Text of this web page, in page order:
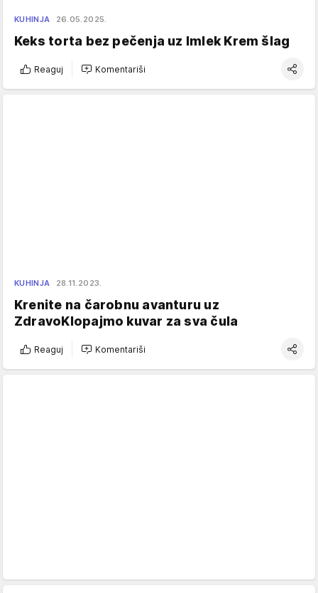
KUHINJA 26.05.2025.
Keks torta bez pečenja uz Imlek Krem šlag
Reaguj Komentariši
KUHINJA 28.11.2023.
Krenite na čarobnu avanturu uz
ZdravoKlopajmo kuvar za sva čula
Reaguj Komentariši